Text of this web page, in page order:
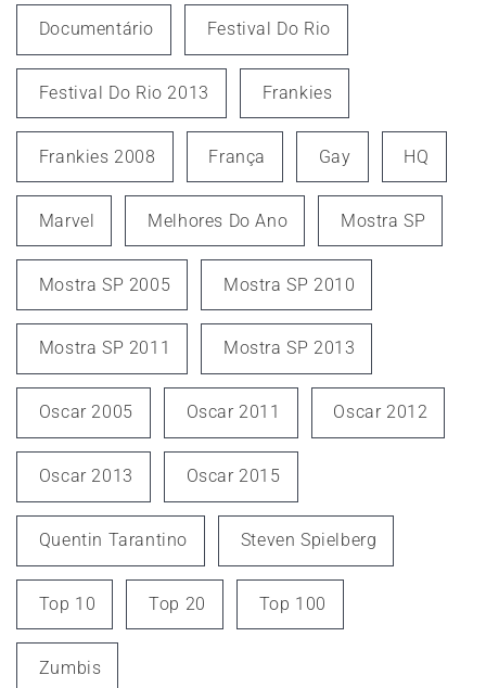
Documentário Festival Do Rio
Festival Do Rio 2013 Frankies
Frankies 2008 França Gay HQ
Marvel Melhores Do Ano Mostra SP
Mostra SP 2005 Mostra SP 2010
Mostra SP 2011 Mostra SP 2013
Oscar 2005 Oscar 2011 Oscar 2012
Oscar 2013 Oscar 2015
Quentin Tarantino Steven Spielberg
Top 10 Top 20 Top 100
Zumbis